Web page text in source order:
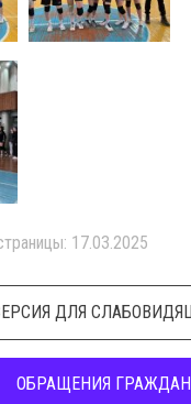
17.03.2025
ДЛЯ
ОБРАЩЕНИЯ ГРАЖДАН